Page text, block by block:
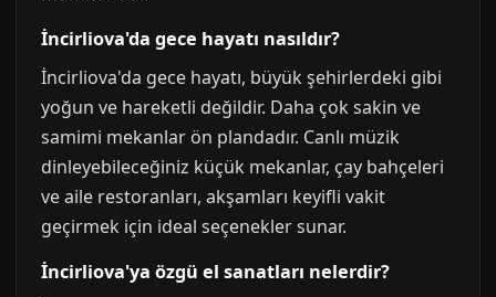
İncirliova'da gece hayatı nasıldır?
İncirliova'da gece hayatı, büyük şehirlerdeki gibi
yoğun ve hareketli değildir. Daha çok sakin ve
samimi mekanlar ön plandadır. Canlı müzik
dinleyebileceğiniz küçük mekanlar, çay bahçeleri
ve aile restoranları, akşamları keyifli vakit
geçirmek için ideal seçenekler sunar.
İncirliova'ya özgü el sanatları nelerdir?